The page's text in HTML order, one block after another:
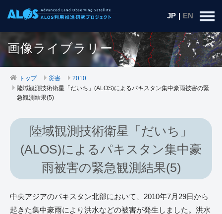
JP | EN
画像ライブラリー
トップ 災害
2010
陸域観測技術衛星「だいち」(ALOS)によるパキスタン集中豪雨被害の緊
急観測結果(5)
陸域観測技術衛星「だいち」
(ALOS)によるパキスタン集中豪
雨被害の緊急観測結果(5)
中央アジアのパキスタン北部において、2010年7月29日から
起きた集中豪雨により洪水などの被害が発生しました。洪水